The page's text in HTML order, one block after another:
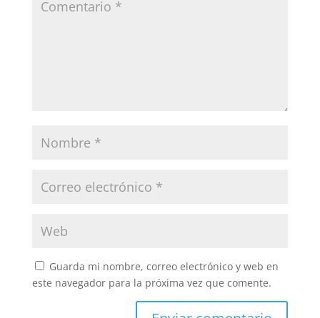
Guarda mi nombre, correo electrónico y web en
este navegador para la próxima vez que comente.